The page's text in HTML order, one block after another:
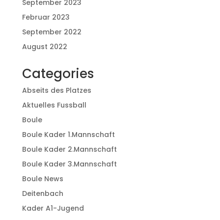
September 2023
Februar 2023
September 2022
August 2022
Categories
Abseits des Platzes
Aktuelles Fussball
Boule
Boule Kader 1.Mannschaft
Boule Kader 2.Mannschaft
Boule Kader 3.Mannschaft
Boule News
Deitenbach
Kader A1-Jugend